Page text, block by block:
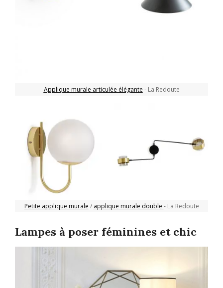
Applique murale articulée élégante - La Redoute
Petite applique murale / applique murale double - La Redoute
Lampes à poser féminines et chic